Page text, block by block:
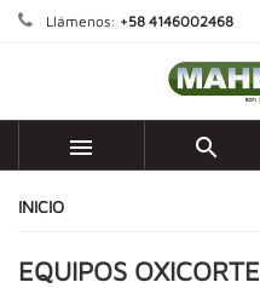
Llámenos: +58 4146002468
 
INICIO
EQUIPOS OXICORTE